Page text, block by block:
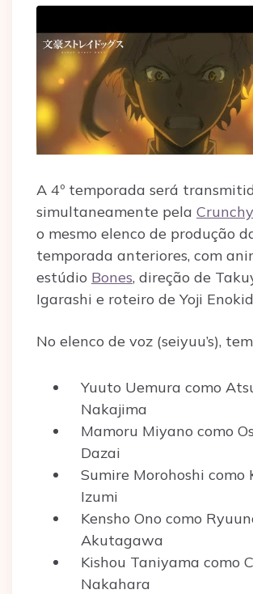
A 4º temporada será
simultaneamente pela
o mesmo elenco de produção
temporada anteriores, com
estúdio Bones, direção de
Igarashi e roteiro de Yoji
No elenco de voz (seiyuu’s),
Yuuto Uemura como
Nakajima
Mamoru Miyano como
Dazai
Sumire Morohoshi como
Izumi
Kensho Ono como
Akutagawa
Kishou Taniyama como
Nakahara